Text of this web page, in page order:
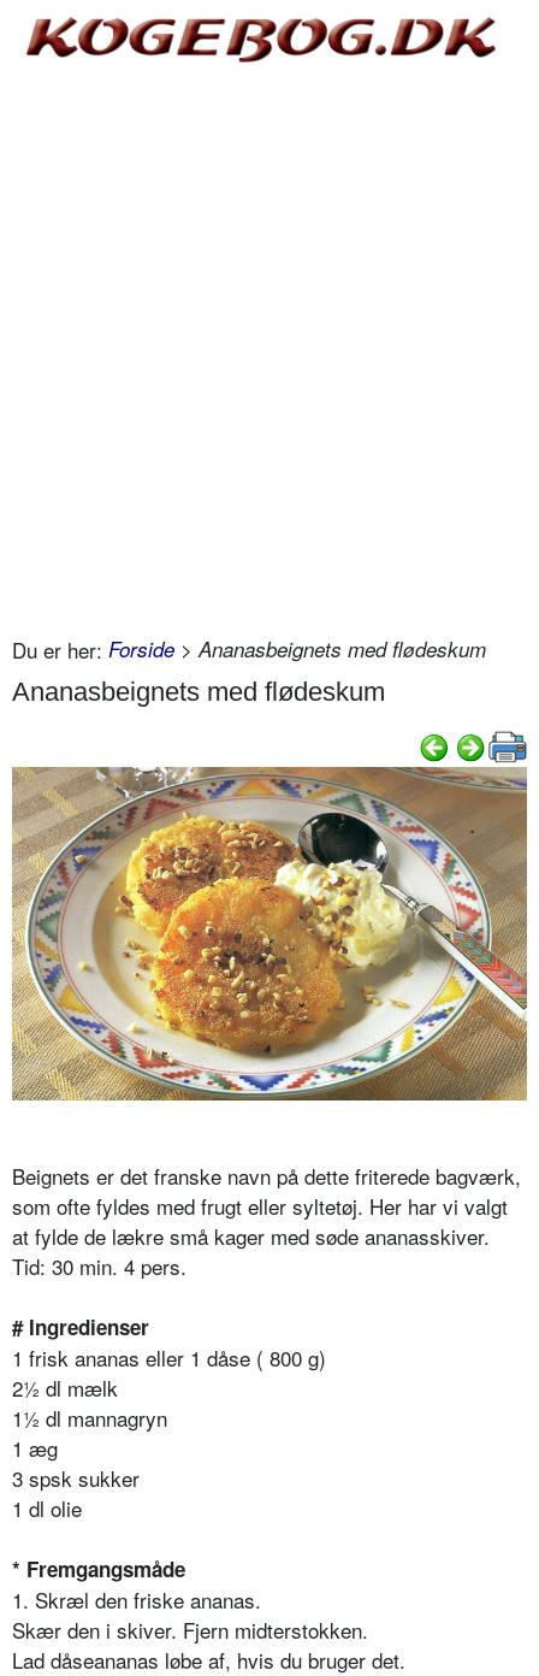
Du er her: Forside > Ananasbeignets med flødeskum
Ananasbeignets med flødeskum
Beignets er det franske navn på dette friterede bagværk,
som ofte fyldes med frugt eller syltetøj. Her har vi valgt
at fylde de lækre små kager med søde ananasskiver.
Tid: 30 min. 4 pers.
# Ingredienser
1 frisk ananas eller 1 dåse ( 800 g)
2½ dl mælk
1½ dl mannagryn
1 æg
3 spsk sukker
1 dl olie
* Fremgangsmåde
1. Skræl den friske ananas.
Skær den i skiver. Fjern midterstokken.
Lad dåseananas løbe af, hvis du bruger det.